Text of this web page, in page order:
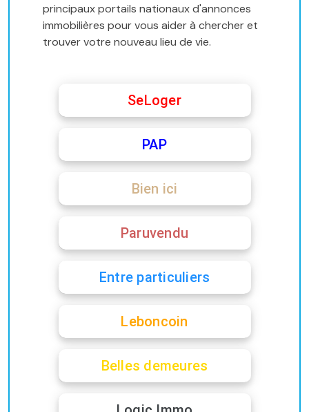
principaux portails nationaux d'annonces
immobilières pour vous aider à chercher et
trouver votre nouveau lieu de vie.
SeLoger
PAP
Bien ici
Paruvendu
Entre particuliers
Leboncoin
Belles demeures